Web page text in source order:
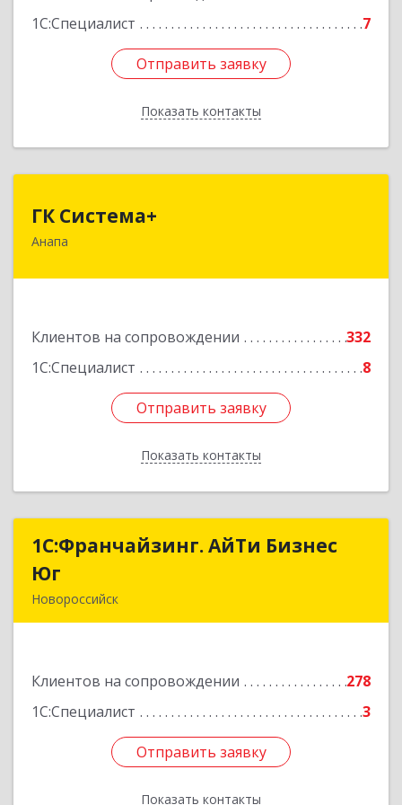
1С:Специалист
7
Отправить заявку
Показать контакты
Отправить заявку
Назад
ГК Система+
Анапа
Клиентов на сопровождении
332
1С:Специалист
8
Отправить заявку
Показать контакты
353450, Краснодарский край, Анапский р-н,
Подробнее
Отправить заявку
Назад
1С:Франчайзинг. АйТи Бизнес
Юг
Новороссийск
Клиентов на сопровождении
278
1С:Специалист
3
Отправить заявку
Показать контакты
1С:Франчайзинг. АйТи Бизнес
Подробнее
Отправить заявку
Назад